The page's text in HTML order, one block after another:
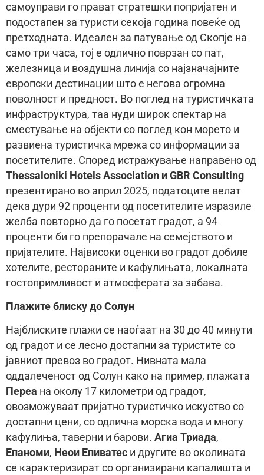
самоуправи го прават стратешки попријатен и
подостапен за туристи секоја година повеќе од
претходната. Идеален за патување од Скопје на
само три часа, тој е одлично поврзан со пат,
железница и воздушна линија со најзначајните
европски дестинации што е негова огромна
поволност и предност. Во поглед на туристичката
инфраструктура, таа нуди широк спектар на
сместување на објекти со поглед кон морето и
развиена туристичка мрежа со информации за
посетителите. Според истражување направено од
Thessaloniki Hotels Association и GBR Consulting
презентирано во април 2025, податоците велат
дека дури 92 проценти од посетителите изразиле
желба повторно да го посетат градот, а 94
проценти би го препорачале на семејството и
пријателите. Највисоки оценки во градот добиле
хотелите, рестораните и кафулињата, локалната
гостопримливост и атмосферата за забава.
Плажите блиску до Солун
Најблиските плажи се наоѓаат на 30 до 40 минути
од градот и се лесно достапни за туристите со
јавниот превоз во градот. Нивната мала
оддалеченост од Солун како на пример, плажата
Переа на околу 17 километри од градот,
овозможуваат пријатно туристичко искуство со
достапни цени, со одлична морска вода и многу
кафулиња, таверни и барови. Агиа Триада,
Епаноми, Неои Епиватес и другите во околината
се карактеризират со организирани капалишта и